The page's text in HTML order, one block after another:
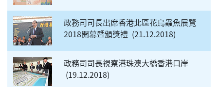
政務司司長出席香港北區花鳥蟲魚展覽
2018開幕暨頒獎禮 21.12.2018
政務司司長視察港珠澳大橋香港口岸
19.12.2018